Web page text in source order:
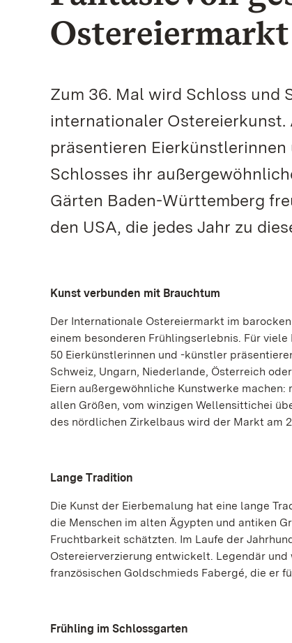
Zum 36. Mal wird Schloss und
internationaler Ostereierkunst.
präsentieren
Schlosses ihr
Gärten Baden-Württemberg
den USA, die jedes Jahr zu
Kunst verbunden mit Brauchtum
Der Internationale Ostereiermarkt im
einem besonderen Frühlingserlebnis. Für
50 Eierkünstlerinnen und -künstler
Schweiz, Ungarn, Niederlande, Österreich
Eiern außergewöhnliche Kunstwerke
allen Größen, vom winzigen Wellensittichei
des nördlichen Zirkelbaus wird der Markt am
Lange Tradition
Die Kunst der Eierbemalung hat eine lange
die Menschen im alten Ägypten und antiken
Fruchtbarkeit schätzten. Im Laufe der
Ostereierverzierung entwickelt. Legendär
französischen Goldschmieds Fabergé, die er
Frühling im Schlossgarten